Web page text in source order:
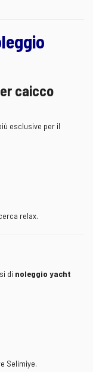
caicco
esclusive per il
relax.
di noleggio yacht
Selimiye.